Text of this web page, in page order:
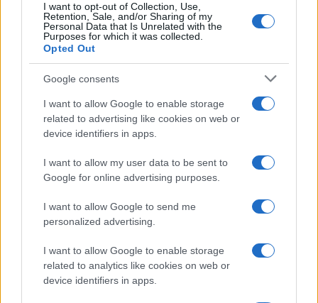
I want to opt-out of Collection, Use,
Retention, Sale, and/or Sharing of my
Personal Data that Is Unrelated with the
Purposes for which it was collected.
Opted Out
Google consents
I want to allow Google to enable storage
related to advertising like cookies on web or
device identifiers in apps.
I want to allow my user data to be sent to
Google for online advertising purposes.
I want to allow Google to send me
personalized advertising.
I want to allow Google to enable storage
related to analytics like cookies on web or
device identifiers in apps.
Cotización de criptomonedas: evolución y perspectivas en 2026
Diego Martín · 8 Ago 2026
Cotización de Bitcoin hoy: análisis del mercado y tendencias